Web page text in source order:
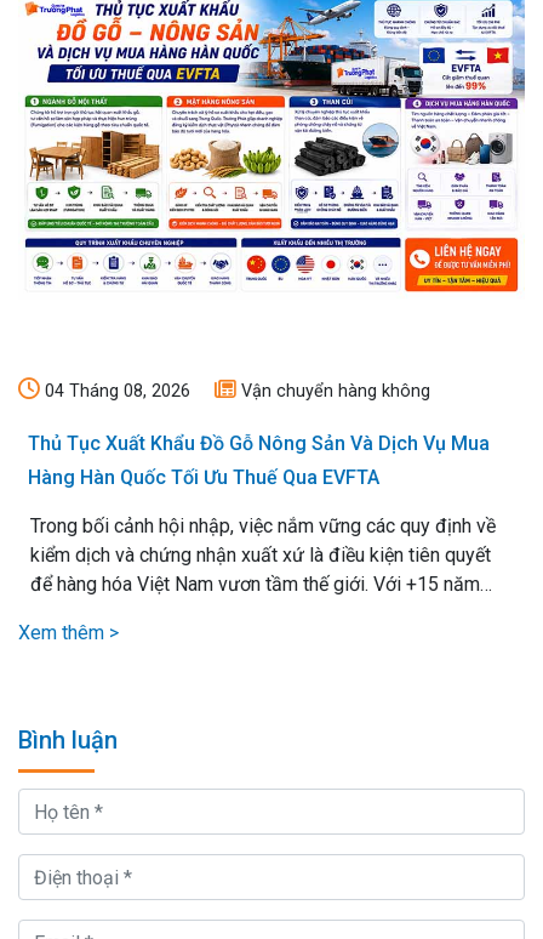
04 Tháng 08, 2026 Vận chuyển hàng không
Thủ Tục Xuất Khẩu Đồ Gỗ Nông Sản Và Dịch Vụ Mua
Hàng Hàn Quốc Tối Ưu Thuế Qua EVFTA
Trong bối cảnh hội nhập, việc nắm vững các quy định về
kiểm dịch và chứng nhận xuất xứ là điều kiện tiên quyết
để hàng hóa Việt Nam vươn tầm thế giới. Với +15 năm
tôi cam kết mang lại giải pháp vận chuyển hiệu quả nhất,.
Xem thêm >
Bình luận